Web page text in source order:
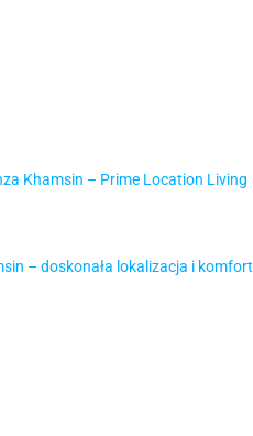
Khamsin – Prime Location Living
– doskonała lokalizacja i komfort